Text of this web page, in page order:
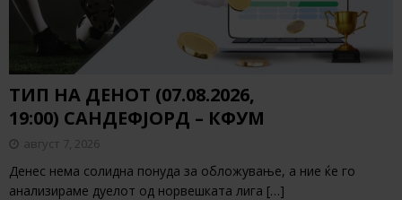
ТИП НА ДЕНОТ (07.08.2026,
19:00) САНДЕФЈОРД – КФУМ
август 7, 2026
Денес нема солидна понуда за обложување, а ние ќе го
анализираме дуелот од норвешката лига […]